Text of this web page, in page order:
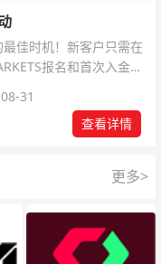
佳时机！新客户只需在
报名和首次入金即
31
查看详情
更多>